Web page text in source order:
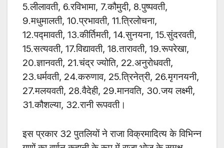
5.लीलावती, 6.रविभामा, 7.कौमुदी, 8.पुष्पवती,
9.मधुमालती, 10.प्रभावती, 11.त्रिलोचना,
12.पद्मावती, 13.कीर्तिमती, 14.सुनयना, 15.सुंदरवती,
15.सत्यवती, 17.विद्यावती, 18.तारावती, 19.रूपरेखा,
20.ज्ञानवती, 21.चंद्र ज्योति, 22.अनुरोधवती,
23.धर्मवती, 24.करुणाव, 25.त्रिनेत्री, 26.मृगनयनी,
27.मलयवती, 28.वैदेही, 29.मानवति, 30.जय लक्ष्मी,
31.कौशल्या, 32.रानी रूपवती।
इस प्रकार 32 पुतलियों ने राजा विक्रमादित्य के विभिन्न